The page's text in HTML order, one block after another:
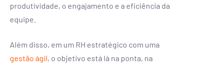
produtividade, o engajamento e a eficiência da
equipe.
Além disso, em um RH estratégico com uma
gestão ágil, o objetivo está lá na ponta, na